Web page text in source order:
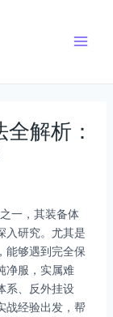
解析：
一，其装备体
入研究。尤其是
能够遇到完全保
净服，实属难
系、反外挂设
战经验出发，帮